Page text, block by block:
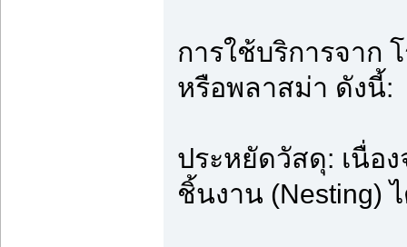
การใช้บริการจาก
หรือพลาสม่า ดังนี้:
ประหยัดวัสดุ: เนื่อ
ชิ้นงาน (Nesting)